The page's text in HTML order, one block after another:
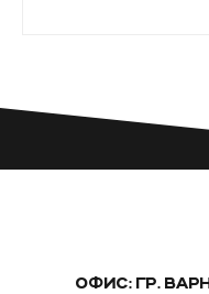
ОФИС: ГР.